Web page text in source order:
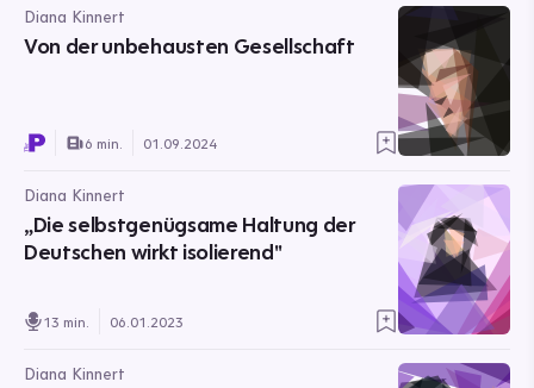
Diana Kinnert
Von der unbehausten Gesellschaft
6 min. 01.09.2024
Diana Kinnert
„Die selbstgenügsame Haltung der
Deutschen wirkt isolierend"
13 min. 06.01.2023
Diana Kinnert